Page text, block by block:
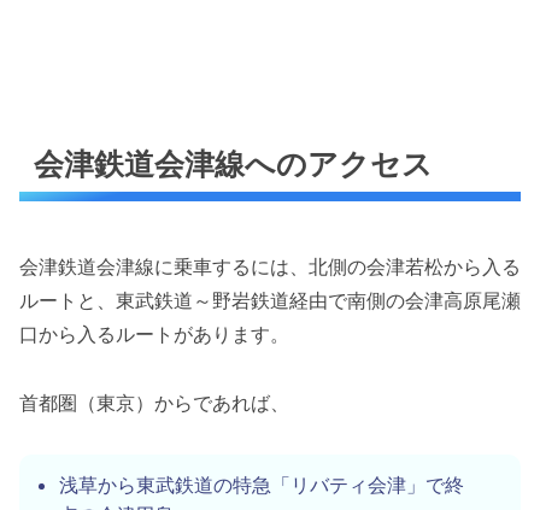
会津鉄道会津線へのアクセス
会津鉄道会津線に乗車するには、北側の会津若松から入る
ルートと、東武鉄道～野岩鉄道経由で南側の会津高原尾瀬
口から入るルートがあります。
首都圏（東京）からであれば、
浅草から東武鉄道の特急「リバティ会津」で終